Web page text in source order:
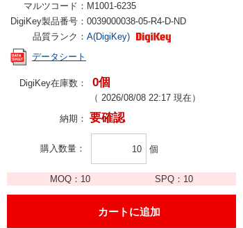
マルツコード： M1001-6235
DigiKey製品番号： 0039000038-05-R4-D-ND
品質ランク： A(DigiKey)
データシート
DigiKey在庫数： 0個
（ 2026/08/08 22:17 現在）
納期： 要確認
購入数量 個
MOQ： 10 SPQ： 10